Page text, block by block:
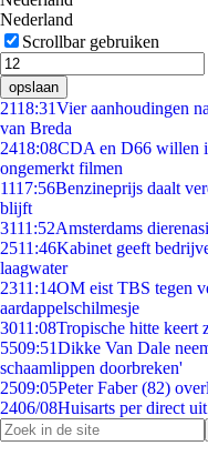
Nederland
Scrollbar gebruiken
opslaan
2118:31Vier aanhoudingen
van Breda
2418:08CDA en D66 willen
ongemerkt filmen
1117:56Benzineprijs daalt
blijft
3111:52Amsterdams
2511:46Kabinet geeft
laagwater
2311:14OM eist TBS tegen
aardappelschilmesje
3011:08Tropische hitte keert
5509:51Dikke Van Dale
schaamlippen doorbreken'
2509:05Peter Faber (82)
2406/08Huisarts per direct